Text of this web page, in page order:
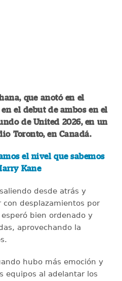
que anotó en el
el debut de ambos en el
de United 2026, en un
Toronto, en Canadá.
el nivel que sabemos
Kane
desde atrás y
desplazamientos por
bien ordenado y
aprovechando la
hubo más emoción y
equipos al adelantar los